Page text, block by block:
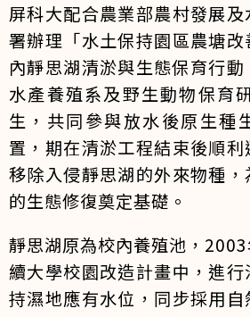
屏科大配合農業部農村發展
署辦理「水土保持園區農塘
內靜思湖清淤與生態保育行
水產養殖系及野生動物保育
生，共同參與放水後原生種
置，期在清淤工程結束後順
移除入侵靜思湖的外來物種
的生態修復奠定基礎。
靜思湖原為校內養殖池，
續大學校園改造計畫中，進
持濕地應有水位，同步採用